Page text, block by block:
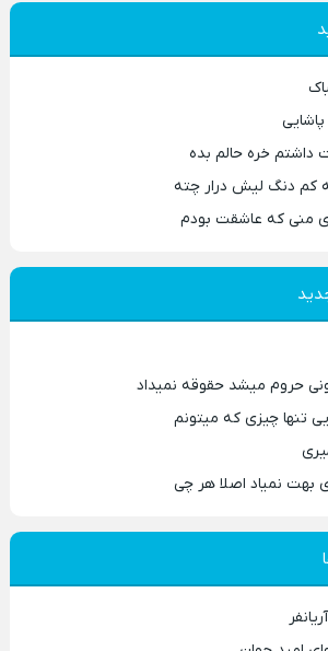
داشتم خره حالم بده
کم دنگ لیش درار چته
منی که عاشقت بودم
حروم میشد حقوقه نمیداد
تنها چیزی که میتونم
بهت نمیاد اصلا هر چی